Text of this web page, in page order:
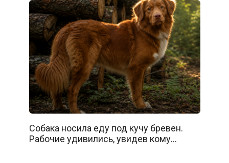
Собака носила еду под кучу бревен.
Рабочие удивились, увидев кому…